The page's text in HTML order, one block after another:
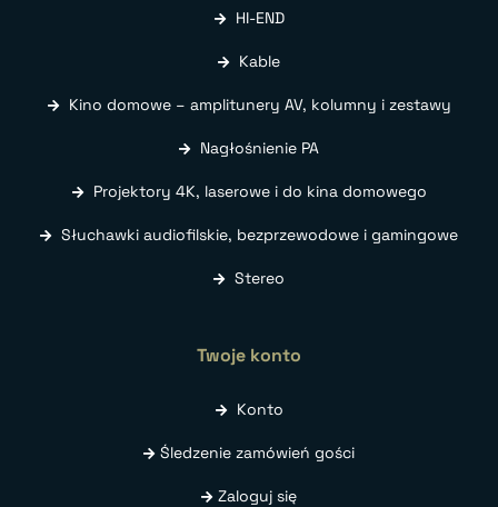
HI-END
Kable
Kino domowe – amplitunery AV, kolumny i zestawy
Nagłośnienie PA
Projektory 4K, laserowe i do kina domowego
Słuchawki audiofilskie, bezprzewodowe i gamingowe
Stereo
Twoje konto
Konto
Śledzenie zamówień gości
Zaloguj się